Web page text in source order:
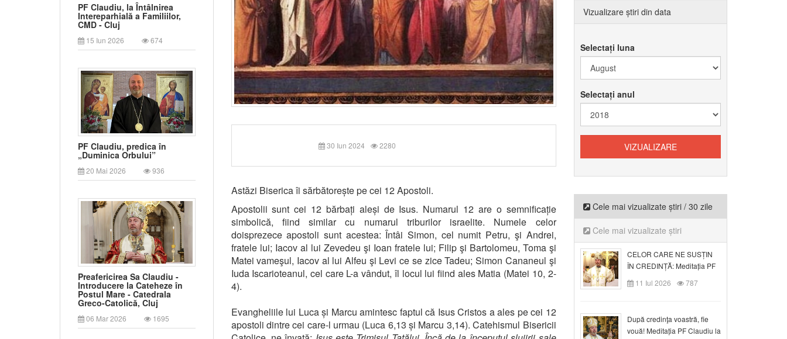
PF Claudiu, la Întâlnirea
Intereparhială a Familiilor,
CMD - Cluj
15 Iun 2026 674
PF Claudiu, predica în
„Duminica Orbului”
20 Mai 2026 936
Preafericirea Sa Claudiu -
Introducere la Cateheze în
Postul Mare - Catedrala
Greco-Catolică, Cluj
06 Mar 2026 1695
30 Iun 2024 2280
Astăzi Biserica îi sărbătorește pe cei 12 Apostoli.
Apostolii sunt cei 12 bărbați aleși de Isus. Numarul 12 are o semnificație
simbolică, fiind similar cu numarul triburilor israelite. Numele celor
doisprezece apostoli sunt acestea: Întâi Simon, cel numit Petru, şi Andrei,
fratele lui; Iacov al lui Zevedeu şi Ioan fratele lui; Filip şi Bartolomeu, Toma şi
Matei vameşul, Iacov al lui Alfeu şi Levi ce se zice Tadeu; Simon Cananeul şi
Iuda Iscarioteanul, cel care L-a vândut, îl locul lui fiind ales Matia (Matei 10, 2-
4).
Evangheliile lui Luca și Marcu amintesc faptul că Isus Cristos a ales pe cei 12
apostoli dintre cei care-l urmau (Luca 6,13 și Marcu 3,14). Catehismul Bisericii
Vizualizare știri din data
Selectați luna
Selectați anul
Cele mai vizualizate știri / 30 zile
Cele mai vizualizate știri
CELOR CARE NE SUSȚIN
ÎN CREDINȚĂ: Meditația PF
Claudiu la Duminica a VI-a
după Rusalii
11 Iul 2026 787
După credinţa voastră, fie
vouă! Meditația PF Claudiu la